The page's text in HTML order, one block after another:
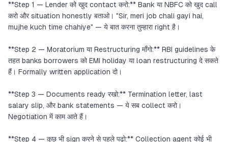
**Step 1 — Lender को खुद contact करो:** Bank या NBFC को खुद call
करो और situation honestly बताओ। "Sir, meri job chali gayi hai,
mujhe kuch time chahiye" — ये बात करना तुम्हारा right है।
**Step 2 — Moratorium या Restructuring माँगो:** RBI guidelines के
तहत banks borrowers को EMI holiday या loan restructuring दे सकते
हैं। Formally written application दो।
**Step 3 — Documents ready रखो:** Termination letter, last
salary slip, और bank statements — ये सब collect करो।
Negotiation में काम आते हैं।
**Step 4 — कुछ भी sign करने से पहले पढ़ो:** Collection agent कोई भी